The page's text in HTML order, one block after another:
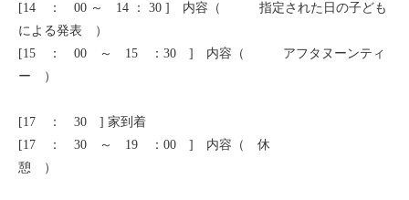
ベトナム
[14 ： 00 ～ 14 ： 30 ] 内容（ 指定された日の子ども
による発表 ）
[15 ： 00 ～ 15 ：30 ] 内容（ アフタヌーンティ
ー ）
[17 ： 30 ] 家到着
[17 ： 30 ～ 19 ：00 ] 内容（ 休
憩 ）